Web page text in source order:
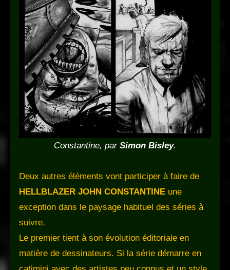
Constantine, par Simon Bisley.
Deux autres éléments vont participer à faire de
HELLBLAZER JOHN CONSTANTINE une
exception dans le paysage habituel des séries à
suivre.
Le premier tient à son évolution éditoriale en
matière de dessinateurs. Si la série démarre en